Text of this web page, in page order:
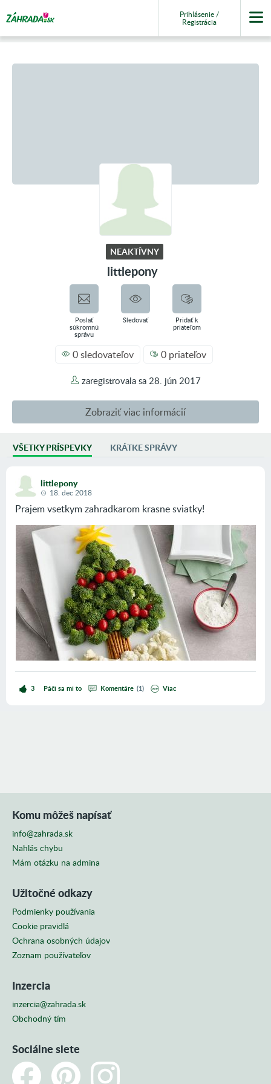
Prihlásenie /
Registrácia
NEAKTÍVNY
littlepony
Poslať
súkromnú
správu
Sledovať
Pridať k
priateľom
0 sledovateľov 0 priateľov
zaregistrovala sa 28. jún 2017
Zobraziť viac informácií
AKTIVITA
503 príspevkov vo fóre
0 inzerátov
VŠETKY PRÍSPEVKY KRÁTKE SPRÁVY
littlepony
18. dec 2018
Prajem vsetkym zahradkarom krasne sviatky!
3 Páči sa mi to Komentáre (1) viac
Komu môžeš napísať
info@zahrada.sk
Nahlás chybu
Mám otázku na admina
Užitočné odkazy
Podmienky používania
Cookie pravidlá
Ochrana osobných údajov
Zoznam používateľov
Inzercia
inzercia@zahrada.sk
Obchodný tím
Sociálne siete